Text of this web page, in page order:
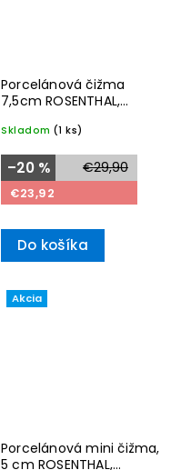
Porcelánová čižma
7,5cm ROSENTHAL,
Skladom (1 ks)
€29,90
–20 %
€23,92
Do košíka
Akcia
Porcelánová mini čižma,
5 cm ROSENTHAL,